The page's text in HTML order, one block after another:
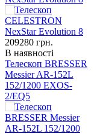
209280 грн.
В наявності
Телескоп BRESSER
Messier AR-152L
152/1200 EXOS-
2/EQ5